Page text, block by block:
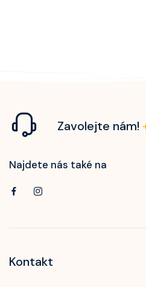
Zavolejte nám!
Najdete nás také na
Kontakt